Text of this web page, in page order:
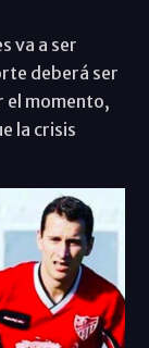
va a ser
deberá ser
el momento,
la crisis